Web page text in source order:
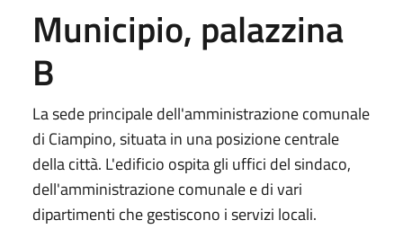
Municipio, palazzina
B
La sede principale dell'amministrazione comunale
di Ciampino, situata in una posizione centrale
della città. L'edificio ospita gli uffici del sindaco,
dell'amministrazione comunale e di vari
dipartimenti che gestiscono i servizi locali.